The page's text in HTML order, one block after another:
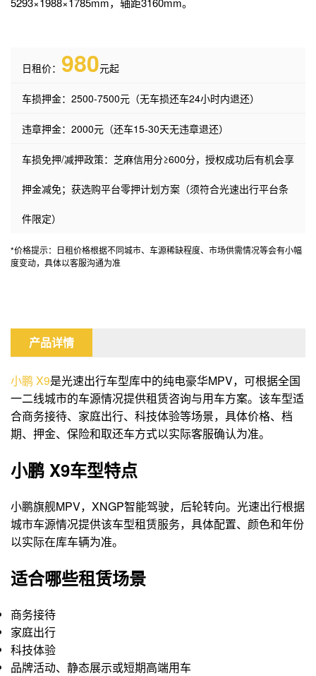
日租价： 980元起
车损押金：2500-7500元（无车损还车24小时内退还）
违章押金：2000元（还车15-30天无违章退还）
车损免押/减押政策：芝麻信用分≥600分，授权成功后有机会享
押金减免；获选购平台零押计划方案（须符合光速出行平台条
件限定）
*价格提示：日租价格根据不同城市、车源稀缺程度、市场供需情况等会有小幅
度变动，具体以客服沟通为准
产品详情
小鹏 X9是光速出行车型库中的纯电豪华MPV，可根据全国
一二线城市的车源情况提供租赁咨询与用车方案。该车型适
合商务接待、家庭出行、科技体验等场景，具体价格、档
期、押金、保险和取还车方式以实际客服确认为准。
小鹏 X9车型特点
小鹏旗舰MPV，XNGP智能驾驶，后轮转向。光速出行根据
城市车源情况提供该车型租赁服务，具体配置、颜色和年份
以实际在库车辆为准。
适合哪些租赁场景
商务接待
家庭出行
科技体验
品牌活动、静态展示或短期高端用车